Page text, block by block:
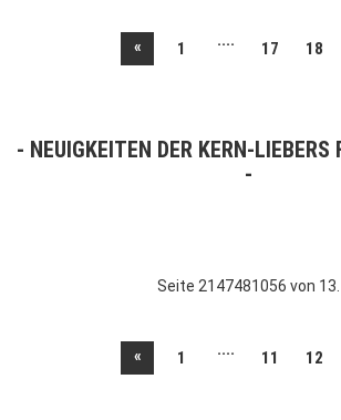
« 1 .... 17 18
NEUIGKEITEN DER KERN-LIEBERS
Seite 2147481056 von 13.
« 1 .... 11 12